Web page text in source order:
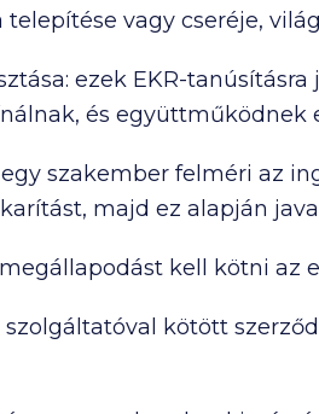
vagy cseréje,
ezek EKR-
és együttműködnek
szakember felméri az
majd ez alapján
kell kötni az
kötött